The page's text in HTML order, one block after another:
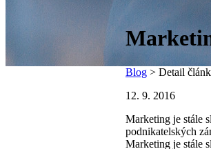
Blog > Detail
12. 9. 2016
Marketing je stále
podnikatelských
Marketing je stále